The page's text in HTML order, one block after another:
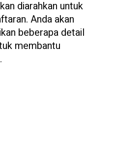
diarahkan untuk
Anda akan
beberapa detail
membantu